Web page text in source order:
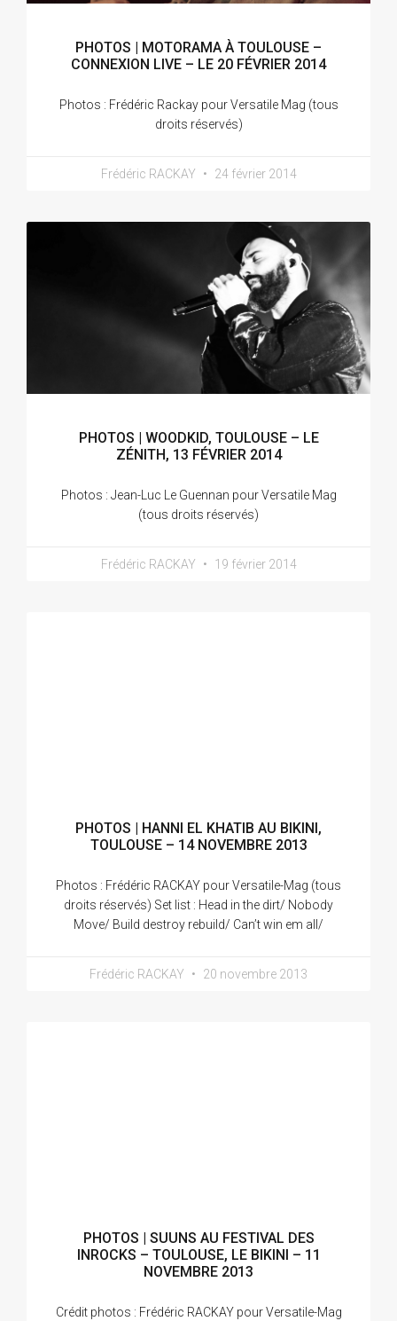
PHOTOS | MOTORAMA À TOULOUSE –
CONNEXION LIVE – LE 20 FÉVRIER 2014
Photos : Frédéric Rackay pour Versatile Mag (tous
droits réservés)
Frédéric RACKAY 24 février 2014
PHOTOS | WOODKID, TOULOUSE – LE
ZÉNITH, 13 FÉVRIER 2014
Photos : Jean-Luc Le Guennan pour Versatile Mag
(tous droits réservés)
Frédéric RACKAY 19 février 2014
PHOTOS | HANNI EL KHATIB AU BIKINI,
TOULOUSE – 14 NOVEMBRE 2013
Photos : Frédéric RACKAY pour Versatile-Mag (tous
droits réservés) Set list : Head in the dirt/ Nobody
Move/ Build destroy rebuild/ Can’t win em all/
Frédéric RACKAY 20 novembre 2013
PHOTOS | SUUNS AU FESTIVAL DES
INROCKS – TOULOUSE, LE BIKINI – 11
NOVEMBRE 2013
Crédit photos : Frédéric RACKAY pour Versatile-Mag